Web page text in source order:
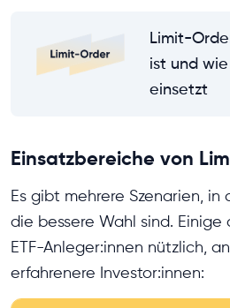
Limit-
ist und
einsetzt
Einsatzbereiche von
Es gibt mehrere Szenarien,
die bessere Wahl sind.
ETF-Anleger:innen nützlich,
erfahrenere Investor:innen: